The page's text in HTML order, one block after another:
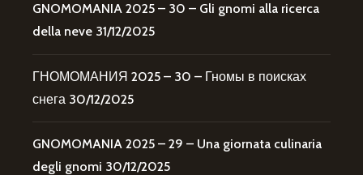
GNOMOMANIA 2025 – 30 – Gli gnomi alla ricerca
della neve 31/12/2025
ГНОМОМАНИЯ 2025 – 30 – Гномы в поисках
снега 30/12/2025
GNOMOMANIA 2025 – 29 – Una giornata culinaria
degli gnomi 30/12/2025